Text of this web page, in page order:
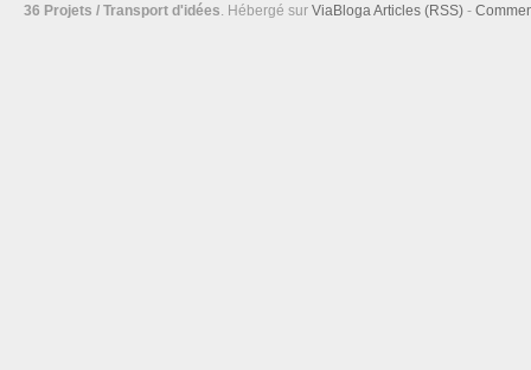
36 Projets / Transport d'idées . Hébergé sur ViaBloga Articles (RSS) -